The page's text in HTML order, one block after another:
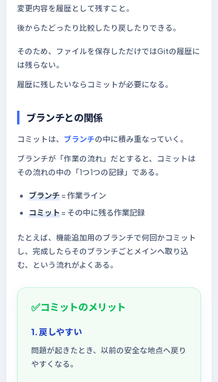
変更内容を履歴として残すこと。
後からたどったり比較したり戻したりできる。
そのため、ファイルを保存しただけではGitの履歴に
は残らない。
履歴に残したいならコミットが必要になる。
ブランチとの関係
コミットは、 ブランチの中に積み重なっていく。
ブランチが「作業の流れ」だとすると、コミットは
その流れの中の「1つ1つの記録」である。
ブランチ= 作業ライン
コミット= その中に残る作業記録
たとえば、機能追加用のブランチで何回かコミット
し、完成したらそのブランチごとメインへ取り込
む、という流れがよくある。
コミットのメリット
1. 戻しやすい
問題が起きたとき、以前の安全な地点へ戻り
やすくなる。